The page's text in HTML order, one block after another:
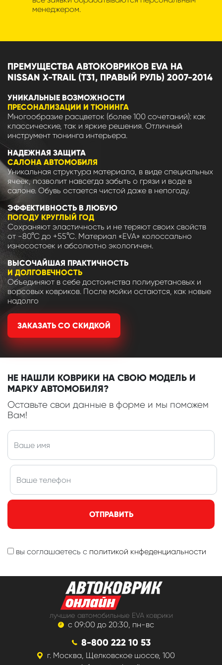
менеджером.
ПРЕМУЩЕСТВА АВТОКОВРИКОВ EVA НА
NISSAN X-TRAIL (T31, ПРАВЫЙ РУЛЬ) 2007-2014
УНИКАЛЬНЫЕ ВОЗМОЖНОСТИ
ПРЕСОНАЛИЗАЦИИ И ТЮНИНГА
Многообразие расцветок (более 100 сочетаний): как
классические, так и яркие решения. Отличный
инструмент тюнинга интерьера.
НАДЕЖНАЯ ЗАЩИТА
САЛОНА АВТОМОБИЛЯ
Уникальная структура материала, в виде специальных
ячеек, позволит навсегда забыть о грязи и воде в
салоне. Обувь остается чистой даже в непогоду.
ЭФФЕКТИВНОСТЬ В ЛЮБУЮ
ПОГОДУ КРУГЛЫЙ ГОД
Сохраняют эластичность и не теряют своих свойств
от -80°С до +55°С. Материал «EVA» колоссально
износостоек и абсолютно экологичен.
ВЫСОЧАЙШАЯ ПРАКТИЧНОСТЬ
И ДОЛГОВЕЧНОСТЬ
Объединяют в себе достоинства полиуретановых и
ворсовых ковриков. После мойки остаются, как новые
надолго
ЗАКАЗАТЬ СО СКИДКОЙ
НЕ НАШЛИ КОВРИКИ НА СВОЮ МОДЕЛЬ И
МАРКУ АВТОМОБИЛЯ?
Оставьте свои данные в форме и мы поможем
Вам!
ОТПРАВИТЬ
вы соглашаетесь с политикой кнфеденциальности
лучшие автомобильные EVA коврики
с 09:00 до 20:30, пн-вс
8-800 222 10 53
г. Москва, Щелковское шоссе, 100